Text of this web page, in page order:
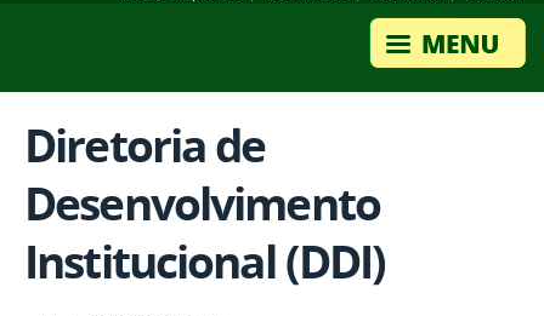
Diretoria de
Desenvolvimento
Institucional (DDI)